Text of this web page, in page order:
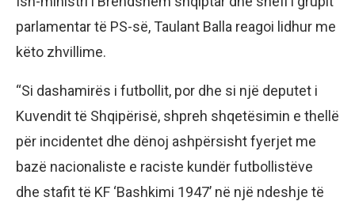
parlamentar të PS-së, Taulant Balla reagoi lidhur me
këto zhvillime.
“Si dashamirës i futbollit, por dhe si një deputet i
Kuvendit të Shqipërisë, shpreh shqetësimin e thellë
për incidentet dhe dënoj ashpërsisht fyerjet me
bazë nacionaliste e raciste kundër futbollistëve
dhe stafit të KF ‘Bashkimi 1947’ në një ndeshje të